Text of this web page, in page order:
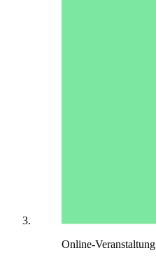
Online-Veranstaltung